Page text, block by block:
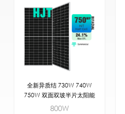
全新异质结 730W 740W
750W 双面双玻半片太阳能
电池板
800W